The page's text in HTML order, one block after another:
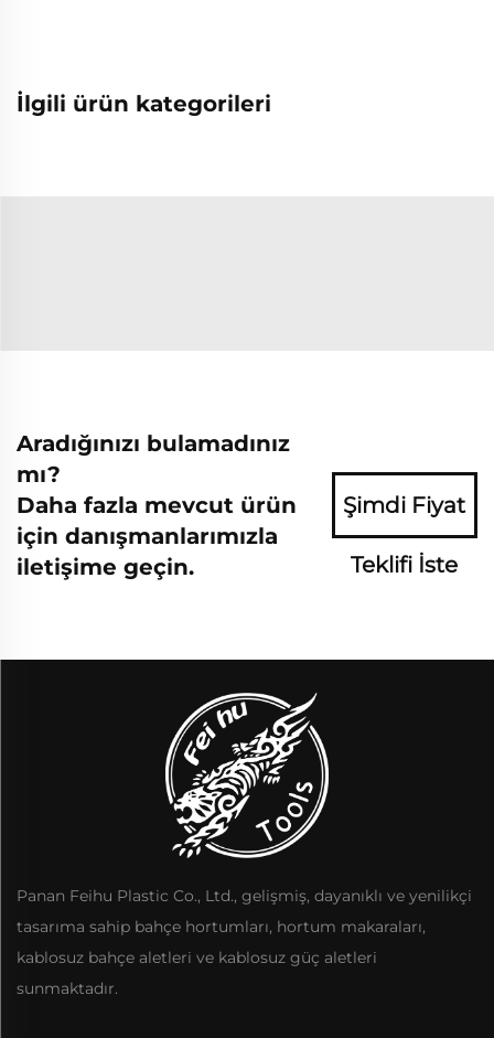
İlgili ürün kategorileri
Aradığınızı bulamadınız
mı?
Daha fazla mevcut ürün
için danışmanlarımızla
iletişime geçin.
Şimdi Fiyat
Teklifi İste
Panan Feihu Plastic Co., Ltd., gelişmiş, dayanıklı ve yenilikçi
tasarıma sahip bahçe hortumları, hortum makaraları,
kablosuz bahçe aletleri ve kablosuz güç aletleri
sunmaktadır.